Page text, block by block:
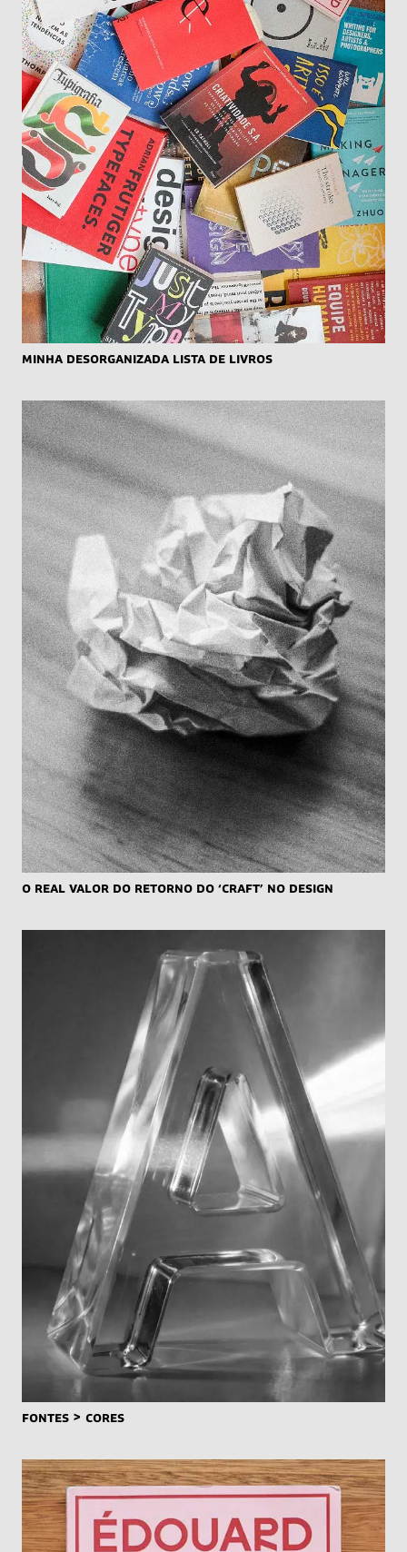
Minha desorganizada lista de livros
O real valor do retorno do ‘craft’ no design
FONTES > CORES